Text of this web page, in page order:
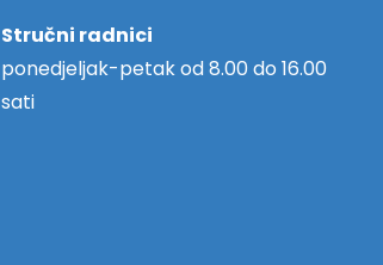
Stručni radnici
ponedjeljak-petak od 8.00 do 16.00
sati